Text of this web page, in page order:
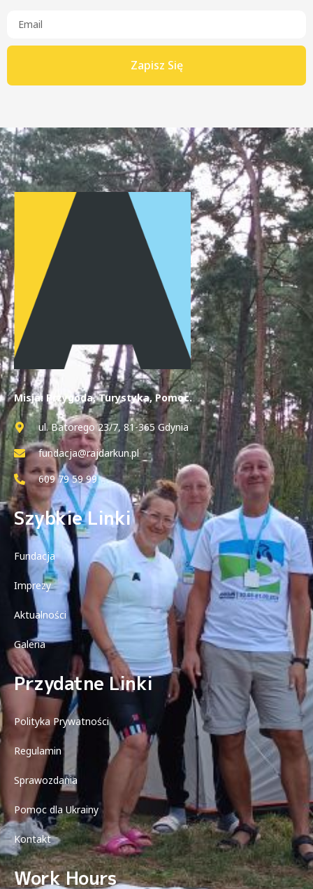
Zapisz Się
Misja: Przygoda, Turystyka, Pomoc.
ul. Batorego 23/7, 81-365 Gdynia
fundacja@rajdarkun.pl
609 79 59 99
Szybkie Linki
Fundacja
Imprezy
Aktualności
Galeria
Przydatne Linki
Polityka Prywatności
Regulamin
Sprawozdania
Pomoc dla Ukrainy
Kontakt
Work Hours